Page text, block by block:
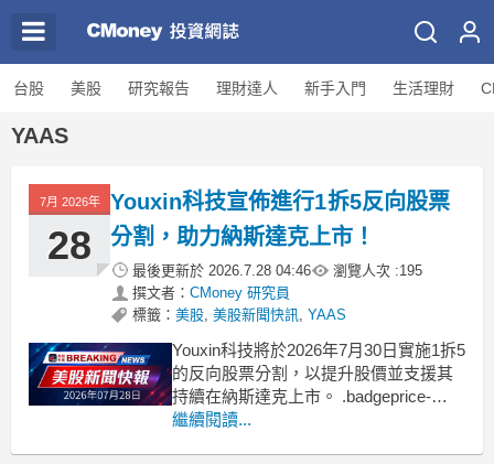
台股 美股 研究報告 理財達人 新手入門 生活理財
YAAS
7月 2026年
28
Youxin科技宣佈進行1拆5反向股票
分割，助力納斯達克上市！
最後更新於 2026.7.28 04:46 瀏覽人次 :195
撰文者： CMoney 研究員
標籤： 美股, 美股新聞快訊, YAAS
Youxin科技將於2026年7月30日實施1拆5
的反向股票分割，以提升股價並支援其
持續在納斯達克上市。 .badgeprice-
container {
gap: 1rem !important;
繼續閱讀...